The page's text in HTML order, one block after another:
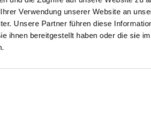
Verwendung unserer Website an
Unsere Partner führen diese
ihnen bereitgestellt haben oder die sie
verfügbar
verfügbar
verfügbar